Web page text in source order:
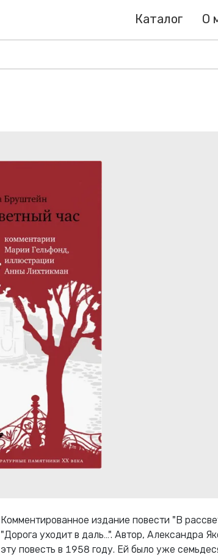
Каталог О
Комментированное издание повести "В
"Дорога уходит в даль…". Автор, Александра
эту повесть в 1958 году. Ей было уже